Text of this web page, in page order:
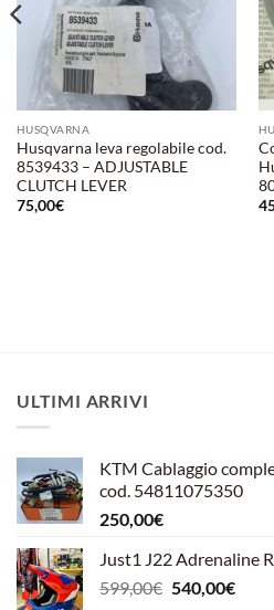
HUSQVARNA
Husqvarna leva regolabile cod.
8539433 – ADJUSTABLE
CLUTCH LEVER
75,00€
ULTIMI ARRIVI
KTM Cablaggio
cod. 54811075350
250,00€
Just1 J22 Adrenaline
599,00€ Il
540,00€Il